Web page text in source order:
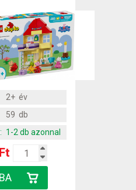
2+ év
59 db
1-2 db azonnal